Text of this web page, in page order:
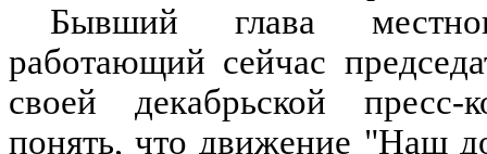
Бывший глава
работающий сейчас
своей декабрьской пресс-
понять, что движение "Наш